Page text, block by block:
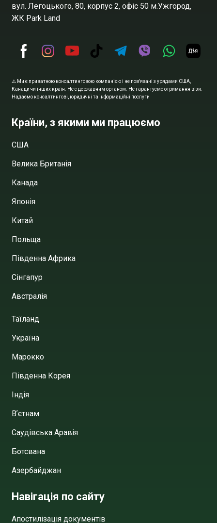
вул. Легоцького, 80, корпус 2, офіс 50 м.Ужгород,
ЖК Park Land
⚠️ Ми є приватною консалтинговою компанією і не пов'язані з урядами США,
Канади чи інших країн. Не є державним органом. Не гарантуємо отримання візи.
Надаємо консалтингові, юридичні та інформаційні послуги
Країни, з якими ми працюємо
США
Велика Британія
Канада
Японія
Китай
Польща
Південна Африка
Сінгапур
Австралія
Таїланд
Україна
Марокко
Південна Корея
Індія
Вʼєтнам
Саудівська Аравія
Ботсвана
Азербайджан
Навігація по сайту
Апостилізація документів